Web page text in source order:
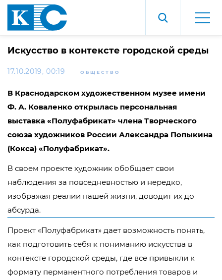
Искусство в контексте городской среды
17.10.2019, 00:19 ОБЩЕСТВО
В Краснодарском художественном музее имени
Ф. А. Коваленко открылась персональная
выставка «Полуфабрикат» члена Творческого
союза художников России Александра Попыкина
(Кокса) «Полуфабрикат».
В своем проекте художник обобщает свои
наблюдения за повседневностью и нередко,
изображая реалии нашей жизни, доводит их до
абсурда.
Проект «Полуфабрикат» дает возможность понять,
как подготовить себя к пониманию искусства в
контексте городской среды, где все привыкли к
формату перманентного потребления товаров и